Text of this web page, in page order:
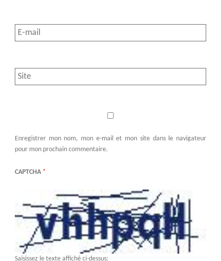
Enregistrer mon nom, mon e-mail et mon site dans le navigateur
pour mon prochain commentaire.
CAPTCHA *
Saisissez le texte affiché ci-dessus: